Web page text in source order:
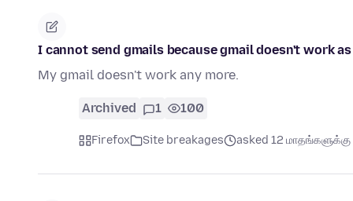
I cannot send gmails because gmail doesn't work
My gmail doesn't work any more.
Archived 1 100
Firefox Site breakages asked 12 மாதங்களுக்கு